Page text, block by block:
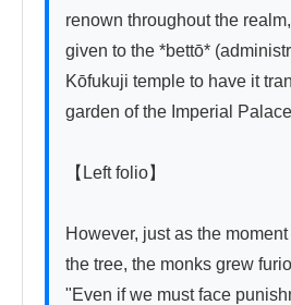
renown throughout the
given to the *bettō*
Kōfukuji temple to have it
garden of the Imperial
【Left folio】
However, just as the
the tree, the monks grew
"Even if we must face